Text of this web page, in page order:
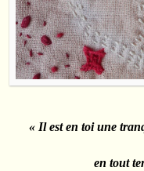
« Il est en toi une
en tout